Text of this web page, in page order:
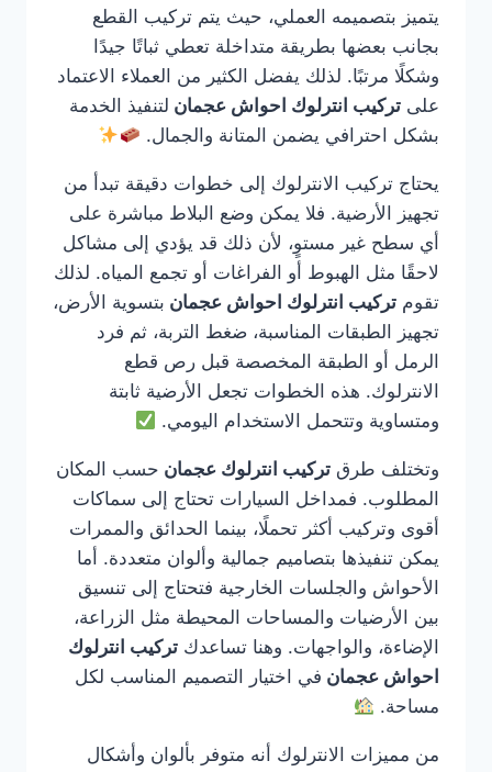
يتميز بتصميمه العملي، حيث يتم تركيب القطع
بجانب بعضها بطريقة متداخلة تعطي ثباتًا جيدًا
وشكلًا مرتبًا. لذلك يفضل الكثير من العملاء الاعتماد
على تركيب انترلوك احواش عجمان لتنفيذ الخدمة
بشكل احترافي يضمن المتانة والجمال.
يحتاج تركيب الانترلوك إلى خطوات دقيقة تبدأ من
تجهيز الأرضية. فلا يمكن وضع البلاط مباشرة على
أي سطح غير مستوٍ، لأن ذلك قد يؤدي إلى مشاكل
لاحقًا مثل الهبوط أو الفراغات أو تجمع المياه. لذلك
تقوم تركيب انترلوك احواش عجمان بتسوية الأرض،
تجهيز الطبقات المناسبة، ضغط التربة، ثم فرد
الرمل أو الطبقة المخصصة قبل رص قطع
الانترلوك. هذه الخطوات تجعل الأرضية ثابتة
ومتساوية وتتحمل الاستخدام اليومي.
وتختلف طرق تركيب انترلوك عجمان حسب المكان
المطلوب. فمداخل السيارات تحتاج إلى سماكات
أقوى وتركيب أكثر تحملًا، بينما الحدائق والممرات
يمكن تنفيذها بتصاميم جمالية وألوان متعددة. أما
الأحواش والجلسات الخارجية فتحتاج إلى تنسيق
بين الأرضيات والمساحات المحيطة مثل الزراعة،
الإضاءة، والواجهات. وهنا تساعدك تركيب انترلوك
احواش عجمان في اختيار التصميم المناسب لكل
مساحة.
من مميزات الانترلوك أنه متوفر بألوان وأشكال